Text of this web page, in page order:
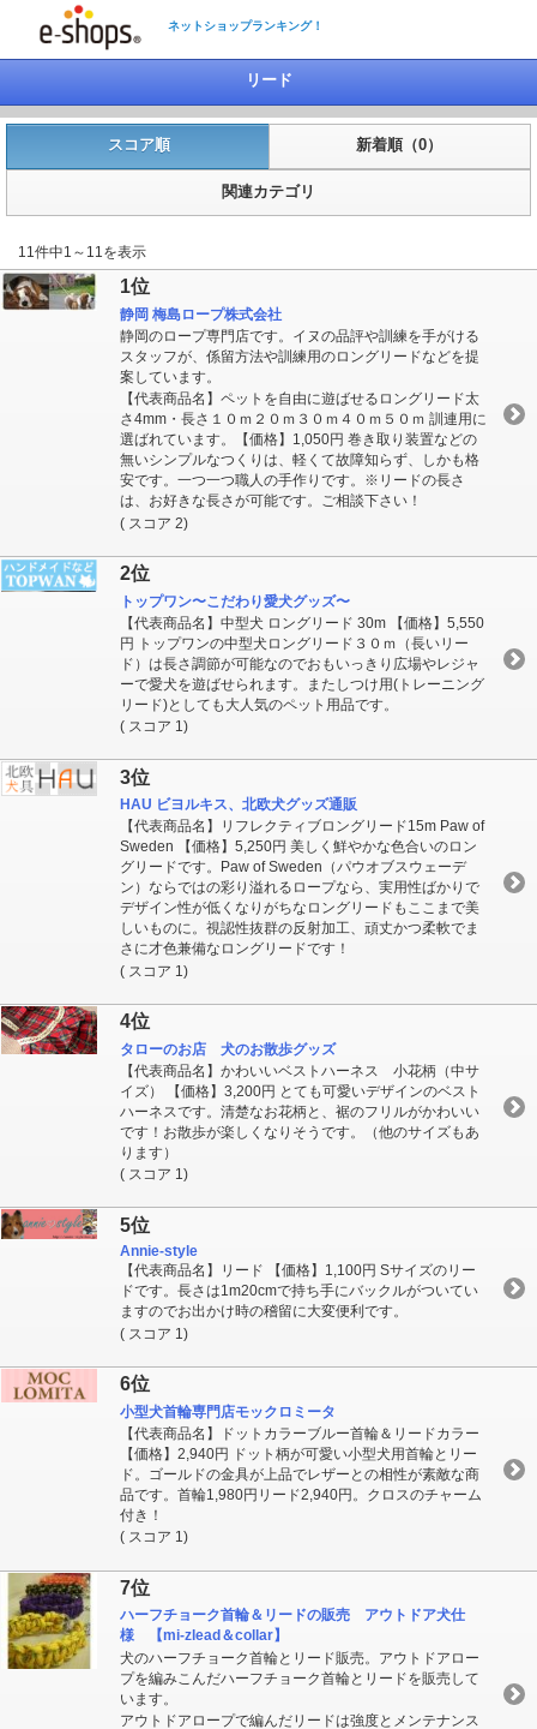
ネットショップランキング！
リード
スコア順 新着順（0）
関連カテゴリ
11件中1～11を表示
1位
静岡 梅島ロープ株式会社
静岡のロープ専門店です。イヌの品評や訓練を手がける
スタッフが、係留方法や訓練用のロングリードなどを提
案しています。
【代表商品名】ペットを自由に遊ばせるロングリード太
さ4mm・長さ１０ｍ２０ｍ３０ｍ４０ｍ５０ｍ 訓連用に
選ばれています。【価格】1,050円 巻き取り装置などの
無いシンプルなつくりは、軽くて故障知らず、しかも格
安です。一つ一つ職人の手作りです。※リードの長さ
は、お好きな長さが可能です。ご相談下さい！
( スコア 2)
2位
トップワン〜こだわり愛犬グッズ〜
【代表商品名】中型犬 ロングリード 30m 【価格】5,550
円 トップワンの中型犬ロングリード３０ｍ（長いリー
ド）は長さ調節が可能なのでおもいっきり広場やレジャ
ーで愛犬を遊ばせられます。またしつけ用(トレーニング
リード)としても大人気のペット用品です。
( スコア 1)
3位
HAU ビヨルキス、北欧犬グッズ通販
【代表商品名】リフレクティブロングリード15m Paw of
Sweden 【価格】5,250円 美しく鮮やかな色合いのロン
グリードです。Paw of Sweden（パウオブスウェーデ
ン）ならではの彩り溢れるロープなら、実用性ばかりで
デザイン性が低くなりがちなロングリードもここまで美
しいものに。視認性抜群の反射加工、頑丈かつ柔軟でま
さに才色兼備なロングリードです！
( スコア 1)
4位
タローのお店 犬のお散歩グッズ
【代表商品名】かわいいベストハーネス 小花柄（中サ
イズ） 【価格】3,200円 とても可愛いデザインのベスト
ハーネスです。清楚なお花柄と、裾のフリルがかわいい
です！お散歩が楽しくなりそうです。（他のサイズもあ
ります）
( スコア 1)
5位
Annie-style
【代表商品名】リード 【価格】1,100円 Sサイズのリー
ドです。長さは1m20cmで持ち手にバックルがついてい
ますのでお出かけ時の稽留に大変便利です。
( スコア 1)
6位
小型犬首輪専門店モックロミータ
【代表商品名】ドットカラーブルー首輪＆リードカラー
【価格】2,940円 ドット柄が可愛い小型犬用首輪とリー
ド。ゴールドの金具が上品でレザーとの相性が素敵な商
品です。首輪1,980円リード2,940円。クロスのチャーム
付き！
( スコア 1)
7位
ハーフチョーク首輪＆リードの販売 アウトドア犬仕
様 【mi-zlead＆collar】
犬のハーフチョーク首輪とリード販売。アウトドアロー
プを編みこんだハーフチョーク首輪とリードを販売して
います。
アウトドアロープで編んだリードは強度とメンテナンス